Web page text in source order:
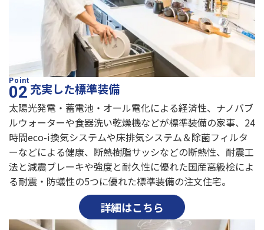
充実した標準装備
太陽光発電・蓄電池・オール電化による経済性、ナノバブ
ルウォーターや食器洗い乾燥機などが標準装備の家事、24
時間eco-i換気システムや床排気システム＆除菌フィルタ
ーなどによる健康、断熱樹脂サッシなどの断熱性、耐震工
法と減震ブレーキや強度と耐久性に優れた国産高級桧によ
る耐震・防蟻性の5つに優れた標準装備の注文住宅。
詳細はこちら